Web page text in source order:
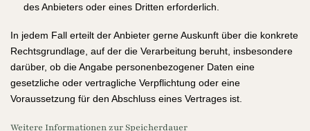
des Anbieters oder eines Dritten erforderlich.
In jedem Fall erteilt der Anbieter gerne Auskunft über die konkrete
Rechtsgrundlage, auf der die Verarbeitung beruht, insbesondere
darüber, ob die Angabe personenbezogener Daten eine
gesetzliche oder vertragliche Verpflichtung oder eine
Voraussetzung für den Abschluss eines Vertrages ist.
Weitere Informationen zur Speicherdauer